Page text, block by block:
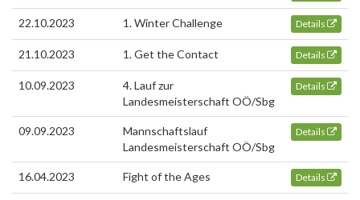
22.10.2023 1. Winter Challenge Details
21.10.2023 1. Get the Contact Details
10.09.2023
4. Lauf zur
Landesmeisterschaft OÖ/Sbg
Details
09.09.2023
Mannschaftslauf
Landesmeisterschaft OÖ/Sbg
Details
16.04.2023 Fight of the Ages Details